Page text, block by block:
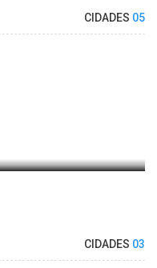
CIDADES 05
CIDADES 03